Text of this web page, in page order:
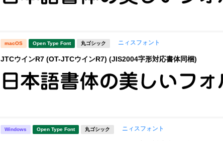
macOS Open Type Font 丸ゴシック ニィスフォント
JTCウインR7 (OT-JTCウインR7) (JIS2004字形対応書体同梱)
Windows Open Type Font 丸ゴシック ニィスフォント